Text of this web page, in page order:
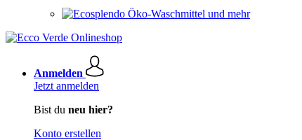
Öko-Waschmittel und mehr
Anmelden
Jetzt anmelden
Bist du neu hier?
Konto erstellen